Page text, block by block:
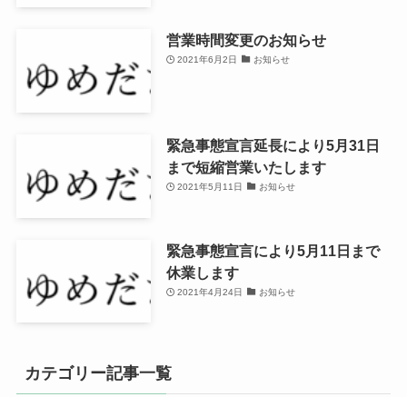
営業時間変更のお知らせ
2021年6月2日 お知らせ
緊急事態宣言延長により5月31日
まで短縮営業いたします
2021年5月11日 お知らせ
緊急事態宣言により5月11日まで
休業します
2021年4月24日 お知らせ
カテゴリー記事一覧